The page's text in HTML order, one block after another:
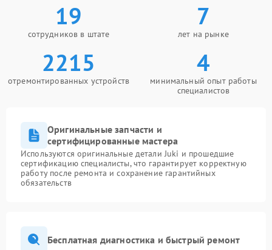
19
сотрудников в штате
7
лет на рынке
2215
отремонтированных устройств
4
минимальный опыт работы
специалистов
Оригинальные запчасти и
сертифицированные мастера
Используются оригинальные детали Juki и прошедшие
сертификацию специалисты, что гарантирует корректную
работу после ремонта и сохранение гарантийных
обязательств
Бесплатная диагностика и быстрый ремонт